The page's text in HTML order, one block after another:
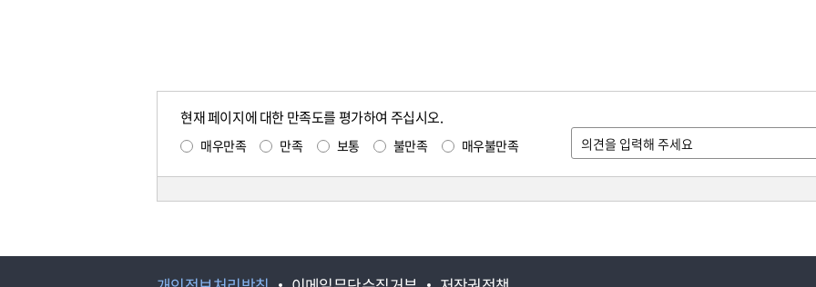
현재 페이지에 대한 만족도를 평가하여 주십시오.
매우만족 만족 보통 불만족 매우불만족